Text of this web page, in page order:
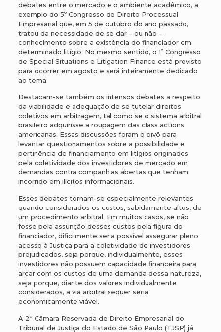
debates entre o mercado e o ambiente acadêmico, a
exemplo do 5º Congresso de Direito Processual
Empresarial que, em 5 de outubro do ano passado,
tratou da necessidade de se dar – ou não –
conhecimento sobre a existência do financiador em
determinado litígio. No mesmo sentido, o 1º Congresso
de Special Situations e Litigation Finance está previsto
para ocorrer em agosto e será inteiramente dedicado
ao tema.
Destacam-se também os intensos debates a respeito
da viabilidade e adequação de se tutelar direitos
coletivos em arbitragem, tal como se o sistema arbitral
brasileiro adquirisse a roupagem das class actions
americanas. Essas discussões foram o pivô para
levantar questionamentos sobre a possibilidade e
pertinência de financiamento em litígios originados
pela coletividade dos investidores de mercado em
demandas contra companhias abertas que tenham
incorrido em ilícitos informacionais.
Esses debates tornam-se especialmente relevantes
quando considerados os custos, sabidamente altos, de
um procedimento arbitral. Em muitos casos, se não
fosse pela assunção desses custos pela figura do
financiador, dificilmente seria possível assegurar pleno
acesso à Justiça para a coletividade de investidores
prejudicados, seja porque, individualmente, esses
investidores não possuem capacidade financeira para
arcar com os custos de uma demanda dessa natureza,
seja porque, diante dos valores individualmente
considerados, a via arbitral sequer seria
economicamente viável.
A 2ª Câmara Reservada de Direito Empresarial do
Tribunal de Justiça do Estado de São Paulo (TJSP) já